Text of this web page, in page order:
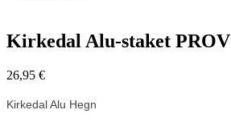
Kirkedal Alu-staket PROV
26,95 €
Kirkedal Alu Hegn